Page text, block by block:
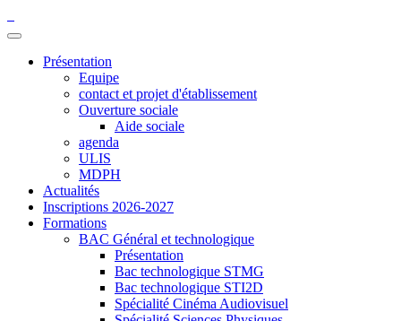
Présentation
Equipe
contact et projet d'établissement
Ouverture sociale
Aide sociale
agenda
ULIS
MDPH
Actualités
Inscriptions 2026-2027
Formations
BAC Général et technologique
Présentation
Bac technologique STMG
Bac technologique STI2D
Spécialité Cinéma Audiovisuel